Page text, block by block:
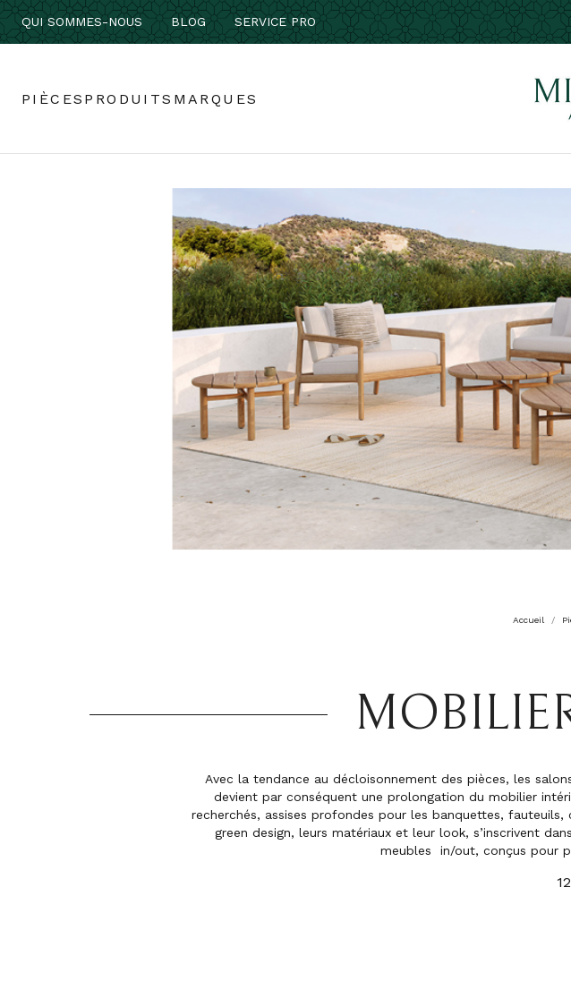
QUI SOMMES-NOUS BLOG SERVICE PRO
PIÈCES PRODUITS MARQUES
Accueil
Avec la tendance au décloisonnement des pièces, les
devient par conséquent une prolongation du mobilier
recherchés, assises profondes pour les banquettes,
green design, leurs matériaux et leur look, s’inscrivent
meubles in/out, conçus pour